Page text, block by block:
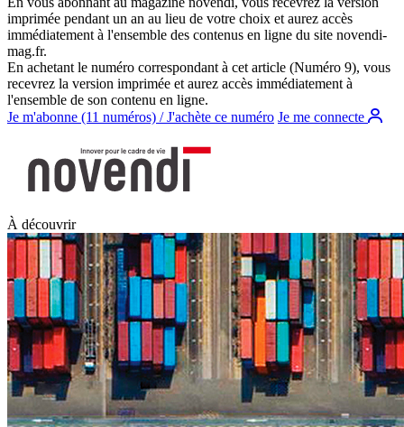
imprimée pendant un an au lieu de votre choix et aurez accès
immédiatement à l'ensemble des contenus en ligne du site novendi-
mag.fr.
En achetant le numéro correspondant à cet article (Numéro 9), vous
recevrez la version imprimée et aurez accès immédiatement à
l'ensemble de son contenu en ligne.
Je m'abonne (11 numéros) / J'achète ce numéro Je me connecte
À découvrir